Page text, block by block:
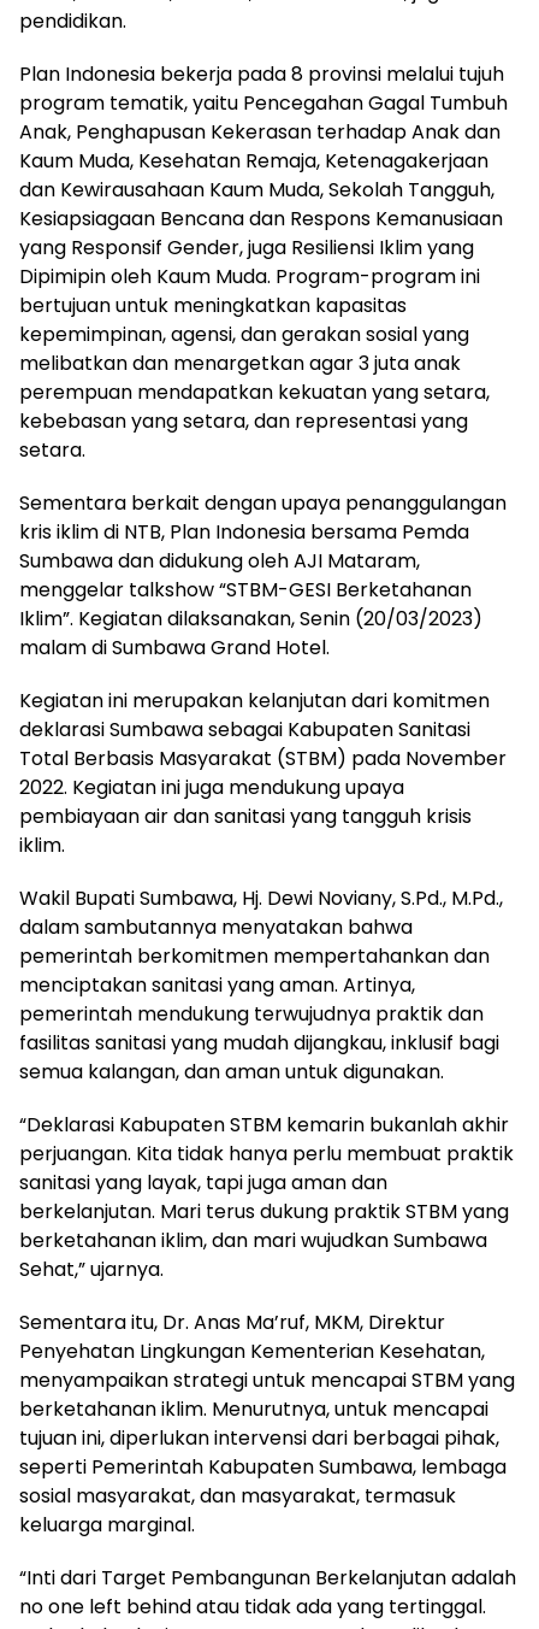
pendidikan.
Plan Indonesia bekerja pada 8 provinsi melalui tujuh
program tematik, yaitu Pencegahan Gagal Tumbuh
Anak, Penghapusan Kekerasan terhadap Anak dan
Kaum Muda, Kesehatan Remaja, Ketenagakerjaan
dan Kewirausahaan Kaum Muda, Sekolah Tangguh,
Kesiapsiagaan Bencana dan Respons Kemanusiaan
yang Responsif Gender, juga Resiliensi Iklim yang
Dipimipin oleh Kaum Muda. Program-program ini
bertujuan untuk meningkatkan kapasitas
kepemimpinan, agensi, dan gerakan sosial yang
melibatkan dan menargetkan agar 3 juta anak
perempuan mendapatkan kekuatan yang setara,
kebebasan yang setara, dan representasi yang
setara.
Sementara berkait dengan upaya penanggulangan
kris iklim di NTB, Plan Indonesia bersama Pemda
Sumbawa dan didukung oleh AJI Mataram,
menggelar talkshow “STBM-GESI Berketahanan
Iklim”. Kegiatan dilaksanakan, Senin (20/03/2023)
malam di Sumbawa Grand Hotel.
Kegiatan ini merupakan kelanjutan dari komitmen
deklarasi Sumbawa sebagai Kabupaten Sanitasi
Total Berbasis Masyarakat (STBM) pada November
2022. Kegiatan ini juga mendukung upaya
pembiayaan air dan sanitasi yang tangguh krisis
iklim.
Wakil Bupati Sumbawa, Hj. Dewi Noviany, S.Pd., M.Pd.,
dalam sambutannya menyatakan bahwa
pemerintah berkomitmen mempertahankan dan
menciptakan sanitasi yang aman. Artinya,
pemerintah mendukung terwujudnya praktik dan
fasilitas sanitasi yang mudah dijangkau, inklusif bagi
semua kalangan, dan aman untuk digunakan.
“Deklarasi Kabupaten STBM kemarin bukanlah akhir
perjuangan. Kita tidak hanya perlu membuat praktik
sanitasi yang layak, tapi juga aman dan
berkelanjutan. Mari terus dukung praktik STBM yang
berketahanan iklim, dan mari wujudkan Sumbawa
Sehat,” ujarnya.
Sementara itu, Dr. Anas Ma’ruf, MKM, Direktur
Penyehatan Lingkungan Kementerian Kesehatan,
menyampaikan strategi untuk mencapai STBM yang
berketahanan iklim. Menurutnya, untuk mencapai
tujuan ini, diperlukan intervensi dari berbagai pihak,
seperti Pemerintah Kabupaten Sumbawa, lembaga
sosial masyarakat, dan masyarakat, termasuk
keluarga marginal.
“Inti dari Target Pembangunan Berkelanjutan adalah
no one left behind atau tidak ada yang tertinggal.